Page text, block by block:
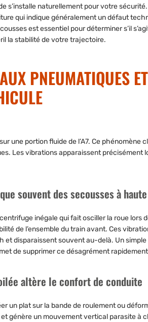
s’installe naturellement pour votre
qui indique généralement un défaut
est essentiel pour déterminer s’il
la stabilité de votre trajectoire.
PNEUMATIQUES
une portion fluide de l’A7. Ce phénomène
Les vibrations apparaissent précisément
souvent des secousses à
inégale qui fait osciller la roue lors
de l’ensemble du train avant. Ces
disparaissent souvent au-delà. Un simple
de supprimer ce désagrément
altère le confort de conduite
un plat sur la bande de roulement ou
génère un mouvement vertical parasite à